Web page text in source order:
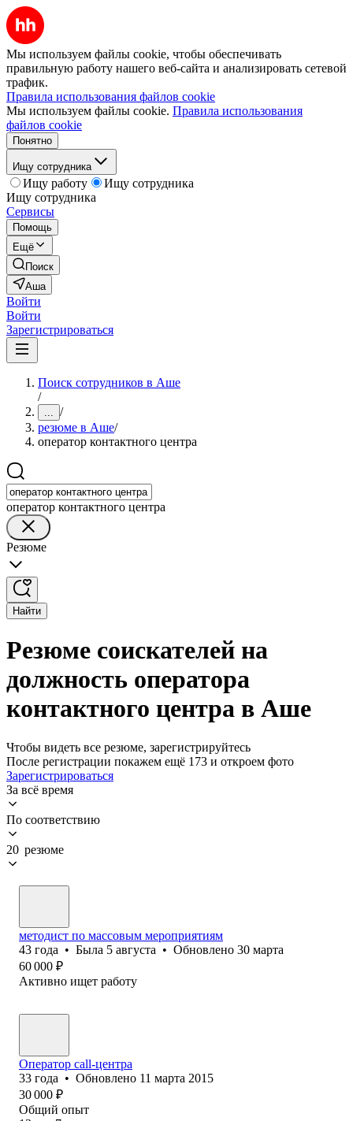
Мы используем файлы cookie, чтобы обеспечивать
правильную работу нашего веб-сайта и анализировать сетевой
трафик.
Правила использования файлов cookie
Мы используем файлы cookie. Правила использования
файлов cookie
Понятно
Ищу сотрудника
Ищу работу
Ищу сотрудника
Ищу сотрудника
Сервисы
Помощь
Ещё
Поиск
Аша
Войти
Войти
Зарегистрироваться
Поиск сотрудников в Аше
/
... /
резюме в Аше/
оператор контактного центра
оператор контактного центра
Резюме
Найти
Резюме соискателей на
должность оператора
контактного центра в Аше
Чтобы видеть все резюме, зарегистрируйтесь
После регистрации покажем ещё 173 и откроем фото
Зарегистрироваться
За всё время
По соответствию
20 резюме
методист по массовым мероприятиям
43 года • Была 5 августа • Обновлено 30 марта
60 000 ₽
Активно ищет работу
Оператор call-центра
33 года • Обновлено 11 марта 2015
30 000 ₽
Общий опыт